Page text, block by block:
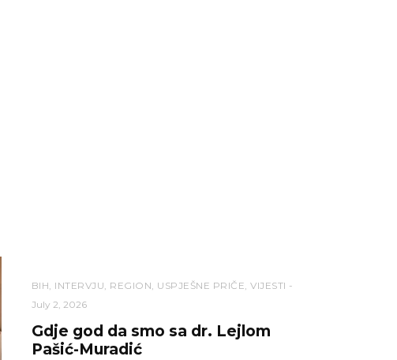
BIH, INTERVJU, REGION, USPJEŠNE PRIČE,VIJESTI
July 2, 2026
Gdje god da smo sa dr. Lejlom
Pašić-Muradić